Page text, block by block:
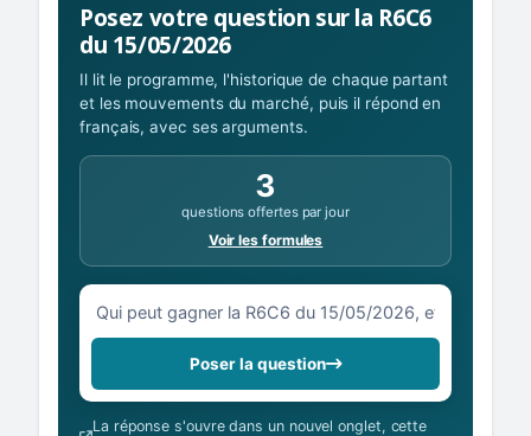
Posez votre question sur la R6C6
du 15/05/2026
Il lit le programme, l'historique de chaque partant
et les mouvements du marché, puis il répond en
français, avec ses arguments.
3
questions offertes par jour
Voir les formules
Votre question sur la R6C6 du 15/05/2026
Poser la question
La réponse s'ouvre dans un nouvel onglet, cette